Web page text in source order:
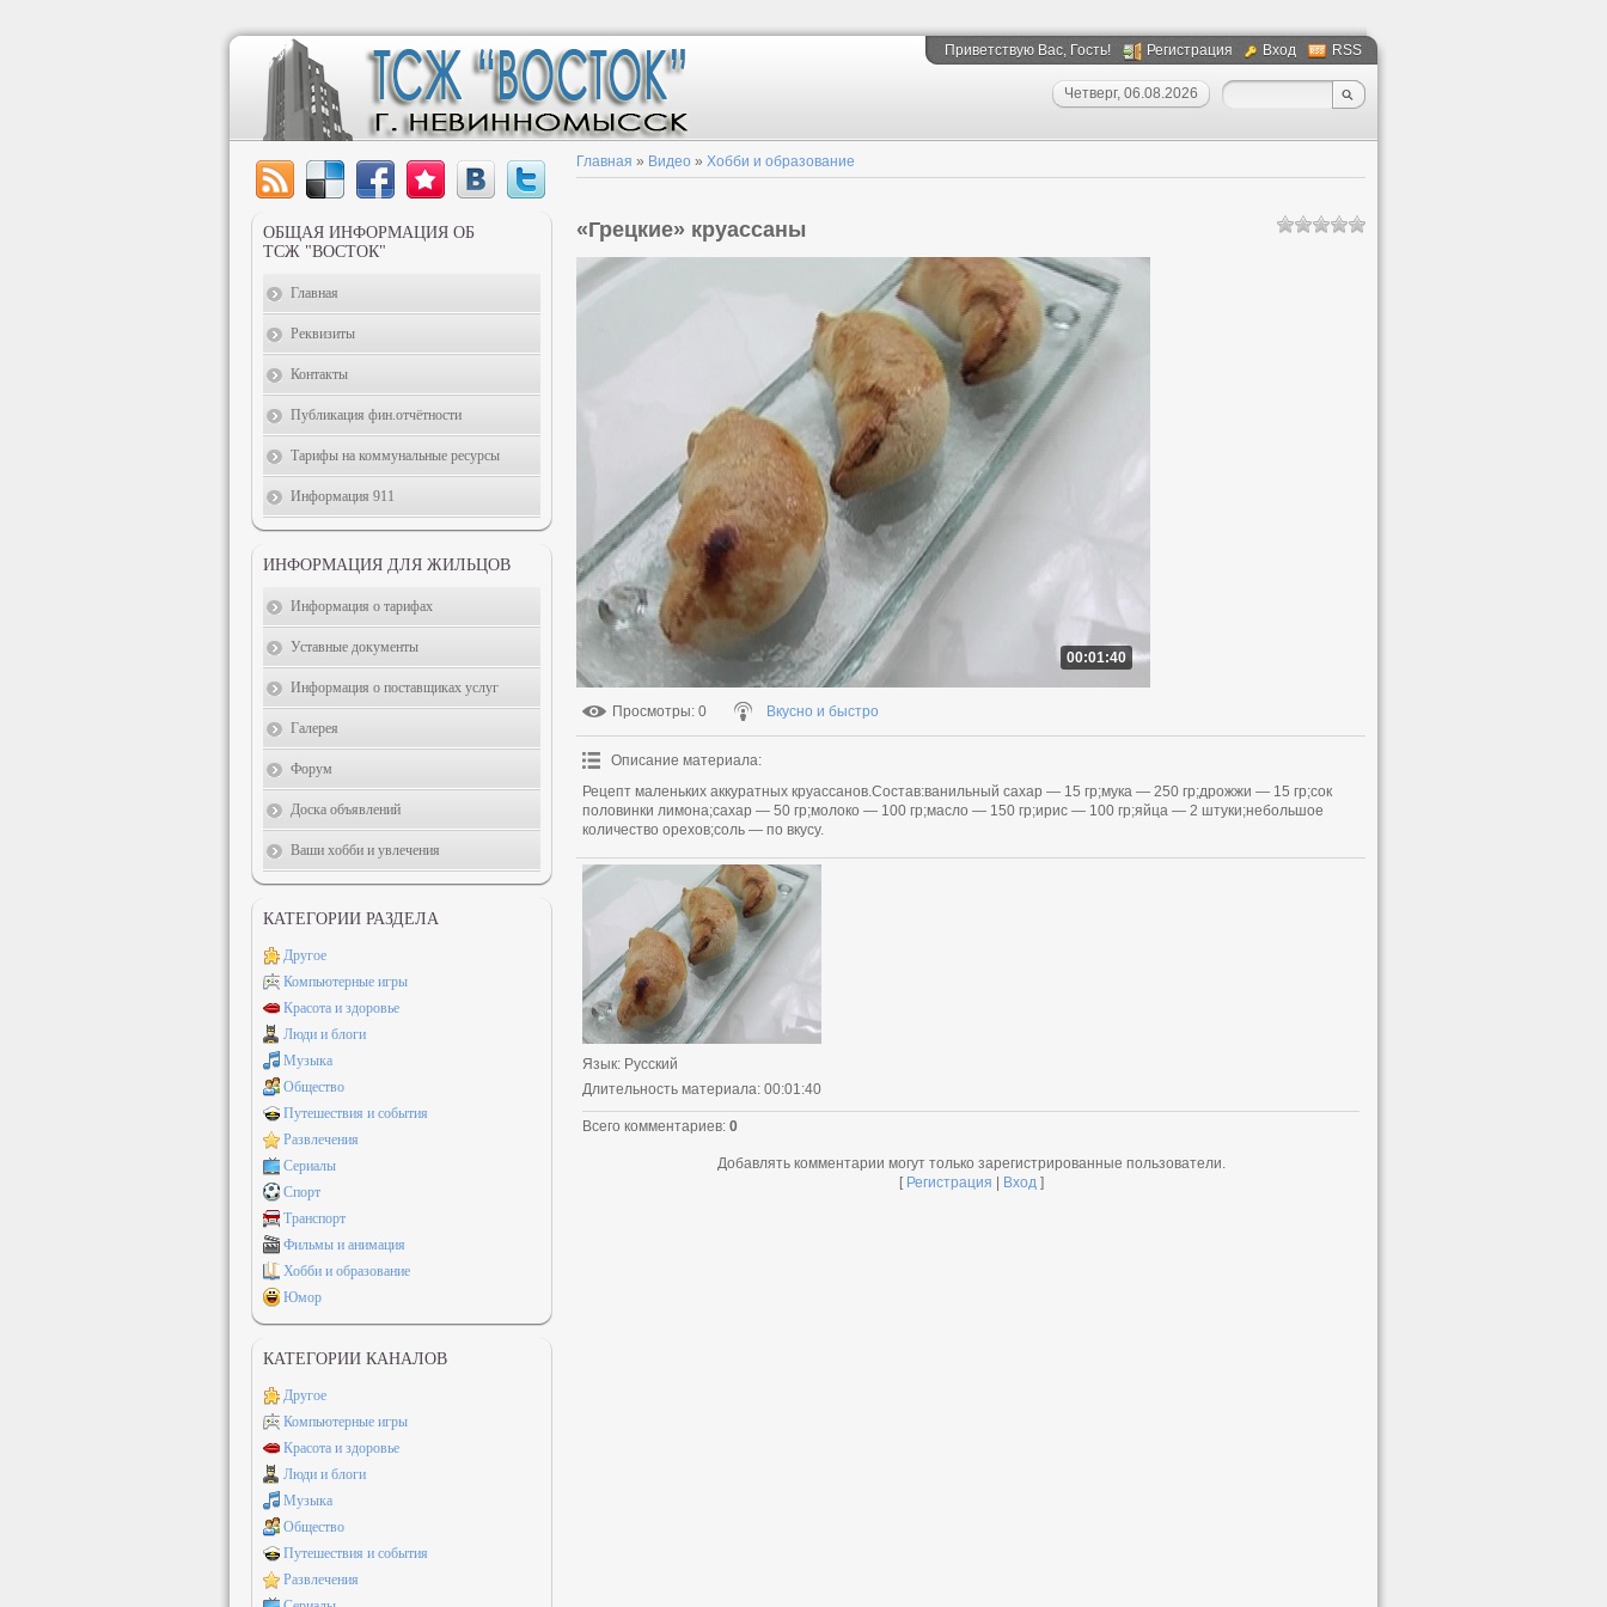
Приветствую Вас, Гость! Регистрация Вход RSS
Четверг, 06.08.2026
Главная » Видео » Хобби и образование
«Грецкие» круассаны
00:01:40
Просмотры: 0 Вкусно и быстро
Описание материала:
Рецепт маленьких аккуратных круассанов.Состав:ванильный сахар — 15 гр;мука — 250 гр;дрожжи — 15 гр;сок
половинки лимона;сахар — 50 гр;молоко — 100 гр;масло — 150 гр;ирис — 100 гр;яйца — 2 штуки;небольшое
количество орехов;соль — по вкусу.
Язык: Русский
Длительность материала: 00:01:40
Всего комментариев: 0
Добавлять комментарии могут только зарегистрированные пользователи.
[ Регистрация Вход]
ОБЩАЯ ИНФОРМАЦИЯ ОБ
ТСЖ "ВОСТОК"
Главная
Реквизиты
Контакты
Публикация фин.отчётности
Тарифы на коммунальные ресурсы
Информация 911
ИНФОРМАЦИЯ ДЛЯ ЖИЛЬЦОВ
Информация о тарифах
Уставные документы
Информация о поставщиках услуг
Галерея
Форум
Доска объявлений
Ваши хобби и увлечения
КАТЕГОРИИ РАЗДЕЛА
Другое
Компьютерные игры
Красота и здоровье
Люди и блоги
Музыка
Общество
Путешествия и события
Развлечения
Сериалы
Спорт
Транспорт
Фильмы и анимация
Хобби и образование
Юмор
КАТЕГОРИИ КАНАЛОВ
Другое
Компьютерные игры
Красота и здоровье
Люди и блоги
Музыка
Общество
Путешествия и события
Развлечения